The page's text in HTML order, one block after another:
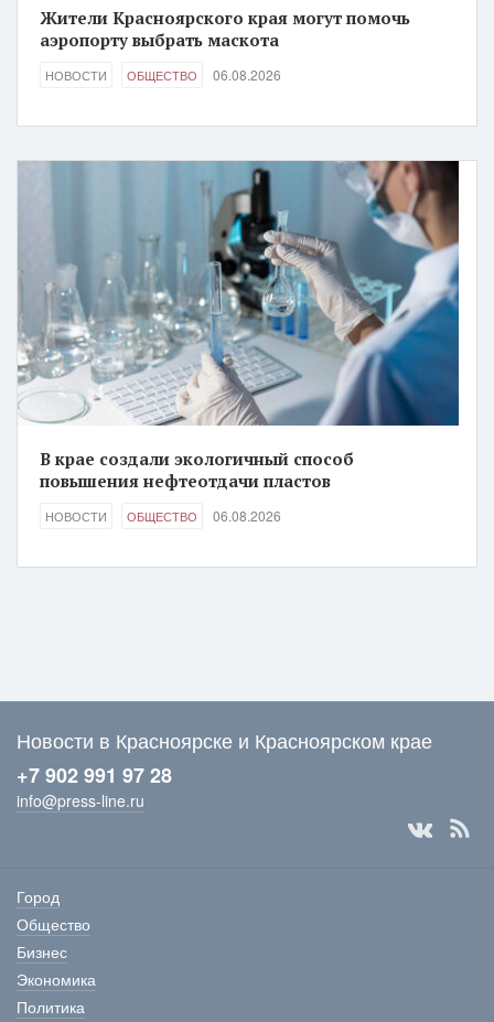
Жители Красноярского края могут помочь
аэропорту выбрать маскота
НОВОСТИ ОБЩЕСТВО 06.08.2026
В крае создали экологичный способ
повышения нефтеотдачи пластов
НОВОСТИ ОБЩЕСТВО 06.08.2026
Новости в Красноярске и Красноярском крае
+7 902 991 97 28
info@press-line.ru
Город
Общество
Бизнес
Экономика
Политика